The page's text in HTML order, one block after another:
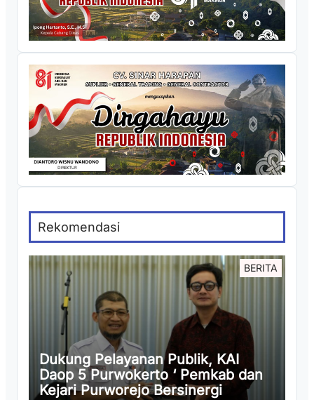
Rekomendasi
BERITA
Dukung Pelayanan Publik, KAI
Daop 5 Purwokerto ‘ Pemkab dan
Kejari Purworejo Bersinergi